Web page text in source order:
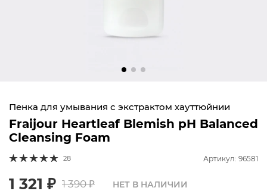
Пенка для умывания с экстрактом хауттюйнии
Fraijour Heartleaf Blemish pH Balanced
Cleansing Foam
28 Артикул: 96581
1 321 ₽ 1 390₽ НЕТ В НАЛИЧИИ